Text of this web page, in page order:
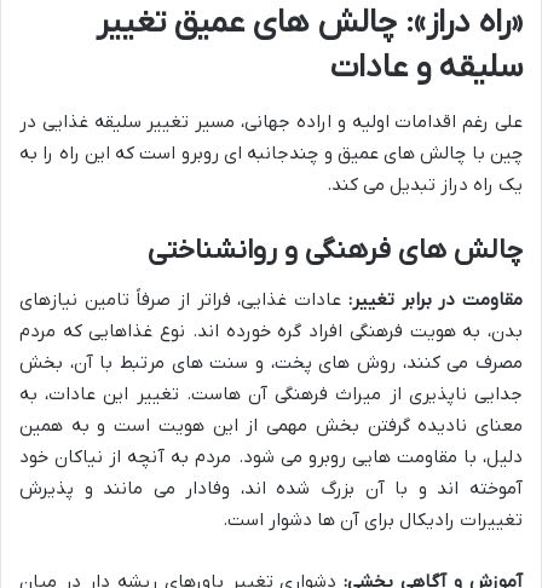
«راه دراز»: چالش های عمیق تغییر
سلیقه و عادات
علی رغم اقدامات اولیه و اراده جهانی، مسیر تغییر سلیقه غذایی در
چین با چالش های عمیق و چندجانبه ای روبرو است که این راه را به
یک راه دراز تبدیل می کند.
چالش های فرهنگی و روانشناختی
مقاومت در برابر تغییر: عادات غذایی، فراتر از صرفاً تامین نیازهای
بدن، به هویت فرهنگی افراد گره خورده اند. نوع غذاهایی که مردم
مصرف می کنند، روش های پخت، و سنت های مرتبط با آن، بخش
جدایی ناپذیری از میراث فرهنگی آن هاست. تغییر این عادات، به
معنای نادیده گرفتن بخش مهمی از این هویت است و به همین
دلیل، با مقاومت هایی روبرو می شود. مردم به آنچه از نیاکان خود
آموخته اند و با آن بزرگ شده اند، وفادار می مانند و پذیرش
تغییرات رادیکال برای آن ها دشوار است.
آموزش و آگاهی بخشی:دشواری تغییر باورهای ریشه دار در میان